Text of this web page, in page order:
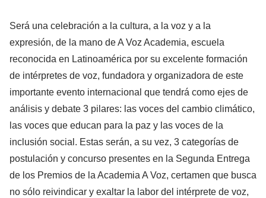
Será una celebración a la cultura, a la voz y a la
expresión, de la mano de A Voz Academia, escuela
reconocida en Latinoamérica por su excelente formación
de intérpretes de voz, fundadora y organizadora de este
importante evento internacional que tendrá como ejes de
análisis y debate 3 pilares: las voces del cambio climático,
las voces que educan para la paz y las voces de la
inclusión social. Estas serán, a su vez, 3 categorías de
postulación y concurso presentes en la Segunda Entrega
de los Premios de la Academia A Voz, certamen que busca
no sólo reivindicar y exaltar la labor del intérprete de voz,